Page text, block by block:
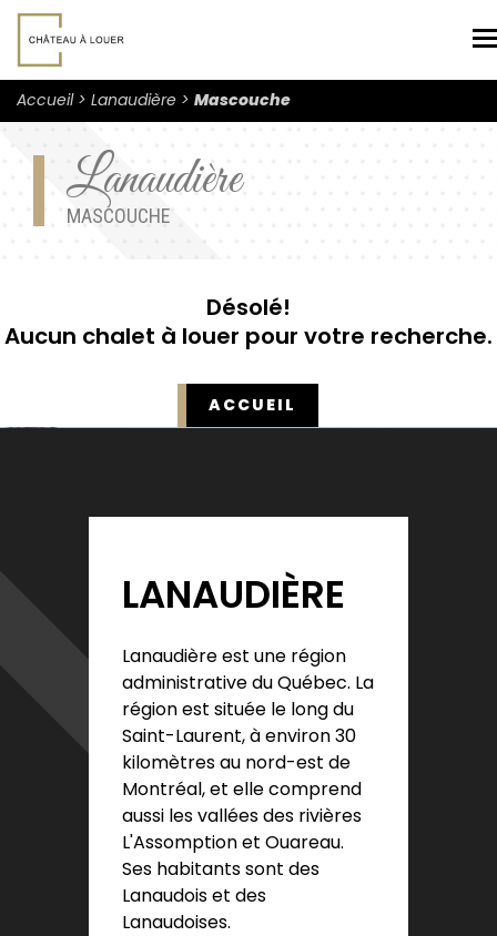
Accueil Lanaudière Mascouche
Lanaudière
MASCOUCHE
Désolé!
Aucun chalet à louer pour votre recherche.
ACCUEIL
LANAUDIÈRE
Lanaudière est une région
administrative du Québec. La
région est située le long du
Saint-Laurent, à environ 30
kilomètres au nord-est de
Montréal, et elle comprend
aussi les vallées des rivières
L'Assomption et Ouareau.
Ses habitants sont des
Lanaudois et des
Lanaudoises.